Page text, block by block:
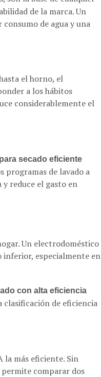
de la marca. Un
de agua y una
el horno, el
a los hábitos
considerablemente el
secado eficiente
programas de lavado a
reduce el gasto en
Un electrodoméstico
inferior, especialmente en
con alta eficiencia
de eficiencia
la más eficiente. Sin
permite comparar dos